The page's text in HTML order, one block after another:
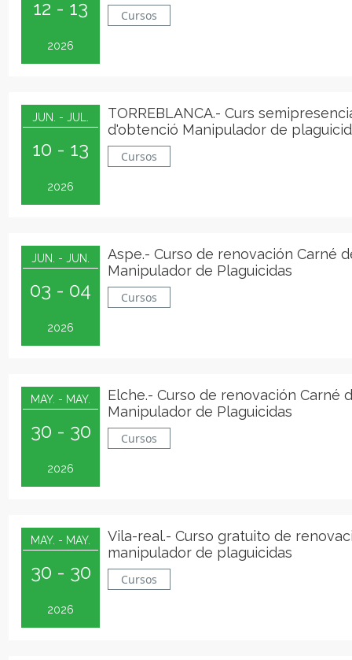
12 - 13
2026
Cursos
JUN. - JUL.
10 - 13
2026
TORREBLANCA.- Curs
d'obtenció Manipulador de
Qualificat
Cursos
JUN. - JUN.
03 - 04
2026
Aspe.- Curso de renovación Carné
Manipulador de Plaguicidas
Cursos
MAY. - MAY.
30 - 30
2026
Elche.- Curso de renovación Carné
Manipulador de Plaguicidas
Cursos
MAY. - MAY.
30 - 30
2026
Vila-real.- Curso gratuito de
manipulador de plaguicidas
Cursos